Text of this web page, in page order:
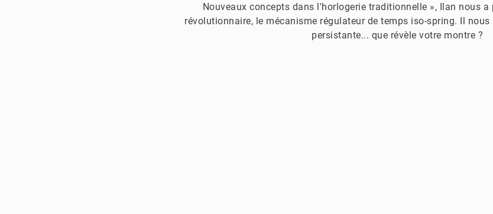
Nouveaux concepts dans l'horlogerie traditionnelle », Ilan nous a
révolutionnaire, le mécanisme régulateur de temps iso-spring. Il
persistante... que révèle votre montre ?